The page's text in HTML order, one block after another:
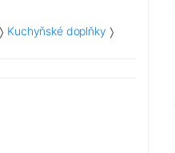
Kuchyňské doplňky